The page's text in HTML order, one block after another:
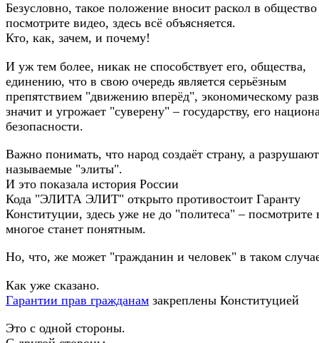
Безусловно, такое положение вносит раскол в
посмотрите видео, здесь всё объясняется.
Кто, как, зачем, и почему!
И уж тем более, никак не способствует его, общества,
единению, что в свою очередь является серьёзным
препятствием "движению вперёд", экономическому
значит и угрожает "суверену" – государству, его
безопасности.
Важно понимать, что народ создаёт страну, а
называемые "элиты".
И это показала история России
Кода "ЭЛИТА ЭЛИТ" открыто противостоит Гаранту
Конституции, здесь уже не до "политеса" – посмотрите
многое станет понятным.
Но, что, же может "гражданин и человек" в таком
Как уже сказано.
Гарантии прав гражданам закреплены Конституцией
Это с одной стороны.